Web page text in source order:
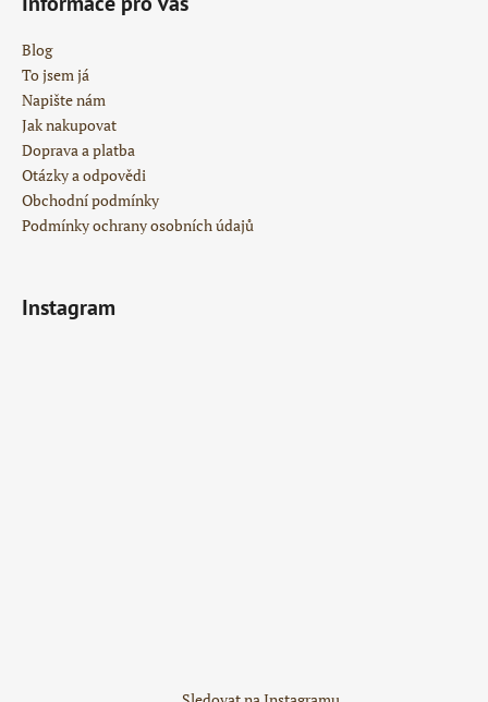
Blog
To jsem já
Napište nám
Jak nakupovat
Doprava a platba
Otázky a odpovědi
Obchodní podmínky
Podmínky ochrany osobních údajů
Instagram